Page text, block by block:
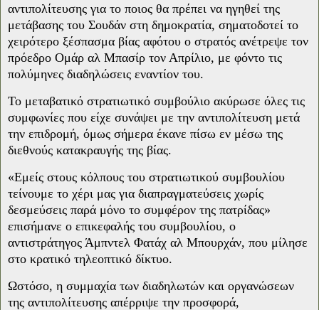
αντιπολίτευσης για το ποιος θα πρέπει να ηγηθεί της
μετάβασης του Σουδάν στη δημοκρατία, σηματοδοτεί το
χειρότερο ξέσπασμα βίας αφότου ο στρατός ανέτρεψε τον
πρόεδρο Ομάρ αλ Μπασίρ τον Απρίλιο, με φόντο τις
πολύμηνες διαδηλώσεις εναντίον του.
Το μεταβατικό στρατιωτικό συμβούλιο ακύρωσε όλες τις
συμφωνίες που είχε συνάψει με την αντιπολίτευση μετά
την επιδρομή, όμως σήμερα έκανε πίσω εν μέσω της
διεθνούς κατακραυγής της βίας.
«Εμείς στους κόλπους του στρατιωτικού συμβουλίου
τείνουμε το χέρι μας για διαπραγματεύσεις χωρίς
δεσμεύσεις παρά μόνο το συμφέρον της πατρίδας»
επισήμανε ο επικεφαλής του συμβουλίου, ο
αντιστράτηγος Άμπντελ Φατάχ αλ Μπουρχάν, που μίλησε
στο κρατικό τηλεοπτικό δίκτυο.
Ωστόσο, η συμμαχία των διαδηλωτών και οργανώσεων
της αντιπολίτευσης απέρριψε την προσφορά,